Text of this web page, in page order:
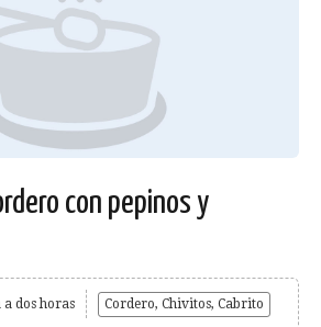
con pepinos y
dos horas Cordero, Chivitos, Cabrito